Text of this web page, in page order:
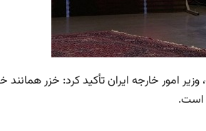
وزیر امور خارجه ایران تأکید کرد: خزر
است.